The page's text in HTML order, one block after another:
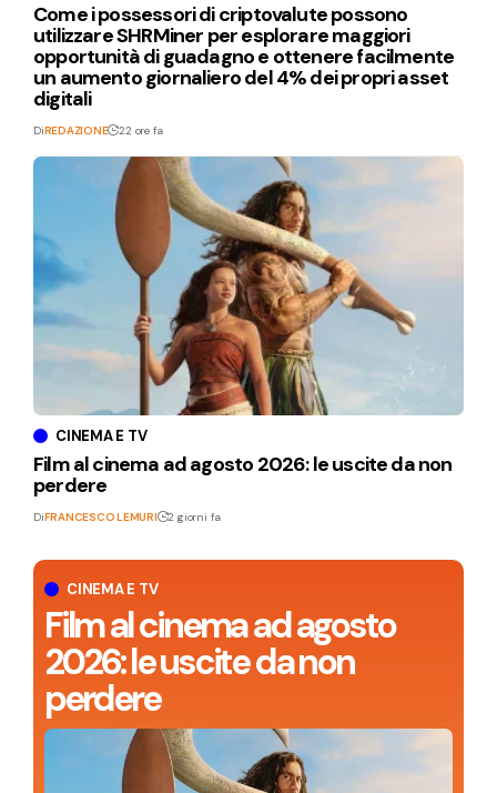
CINEMA E TV
Film al cinema ad agosto
2026: le uscite da non
perdere
Come i possessori di criptovalute possono
utilizzare SHRMiner per esplorare maggiori
opportunità di guadagno e ottenere facilmente
un aumento giornaliero del 4% dei propri asset
digitali
DiREDAZIONE 22 ore fa
CINEMA E TV
Film al cinema ad agosto 2026: le uscite da non
perdere
DiFRANCESCO LEMURI 2 giorni fa